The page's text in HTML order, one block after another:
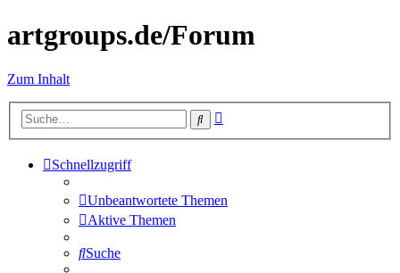
artgroups.de/Forum
Zum Inhalt
Suche
Schnellzugriff
Unbeantwortete Themen
Aktive Themen
Suche